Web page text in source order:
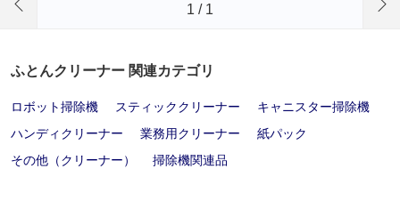
1 / 1
ふとんクリーナー 関連カテゴリ
ロボット掃除機 スティッククリーナー
キャニスター掃除機
ハンディクリーナー
業務用クリーナー
紙パック
その他（クリーナー）
掃除機関連品